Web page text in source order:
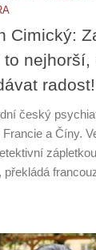
Cimický:
nejhorší,
radost!
český
Francie a Číny.